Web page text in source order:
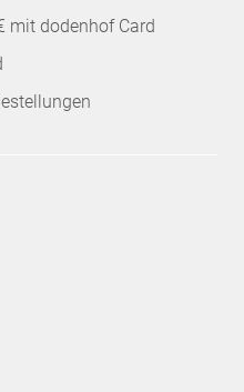
mit dodenhof Card